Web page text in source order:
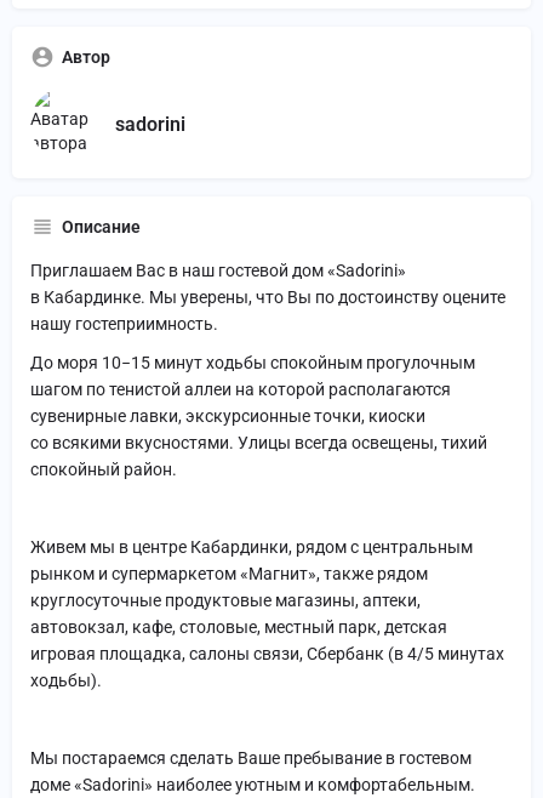
Автор
sadorini
Описание
Приглашаем Вас в наш гостевой дом «Sadorini»
в Кабардинке. Мы уверены, что Вы по достоинству оцените
нашу гостеприимность.
До моря 10−15 минут ходьбы спокойным прогулочным
шагом по тенистой аллеи на которой располагаются
сувенирные лавки, экскурсионные точки, киоски
со всякими вкусностями. Улицы всегда освещены, тихий
спокойный район.
Живем мы в центре Кабардинки, рядом с центральным
рынком и супермаркетом «Магнит», также рядом
круглосуточные продуктовые магазины, аптеки,
автовокзал, кафе, столовые, местный парк, детская
игровая площадка, салоны связи, Сбербанк (в 4/5 минутах
ходьбы).
Мы постараемся сделать Ваше пребывание в гостевом
доме «Sadorini» наиболее уютным и комфортабельным.